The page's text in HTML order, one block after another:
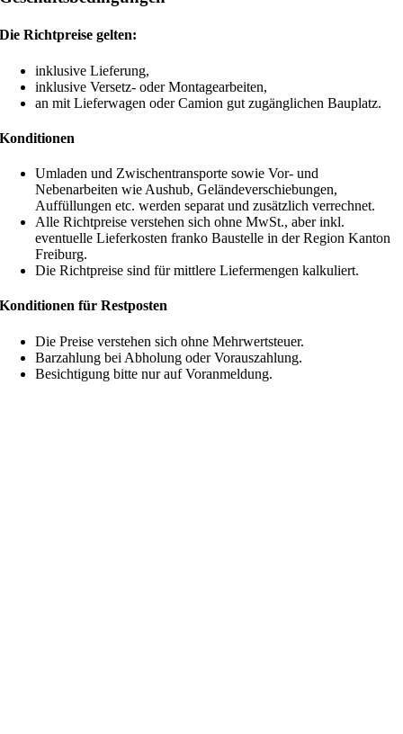
Die Richtpreise gelten:
inklusive Lieferung,
inklusive Versetz- oder Montagearbeiten,
an mit Lieferwagen oder Camion gut zugänglichen Bauplatz.
Konditionen
Umladen und Zwischentransporte sowie Vor- und
Nebenarbeiten wie Aushub, Geländeverschiebungen,
Auffüllungen etc. werden separat und zusätzlich verrechnet.
Alle Richtpreise verstehen sich ohne MwSt., aber inkl.
eventuelle Lieferkosten franko Baustelle in der Region Kanton
Freiburg.
Die Richtpreise sind für mittlere Liefermengen kalkuliert.
Konditionen für Restposten
Die Preise verstehen sich ohne Mehrwertsteuer.
Barzahlung bei Abholung oder Vorauszahlung.
Besichtigung bitte nur auf Voranmeldung.